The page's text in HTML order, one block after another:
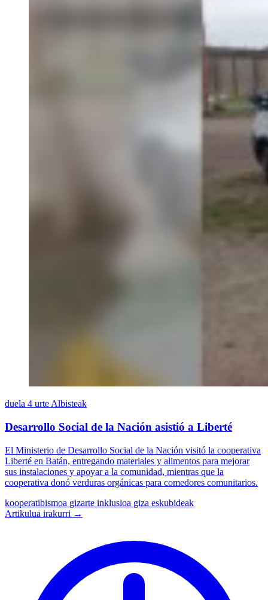
duela 4 urte Albisteak
Desarrollo Social de la Nación asistió a Liberté
El Ministerio de Desarrollo Social de la Nación visitó la cooperativa
Liberté en Batán, entregando materiales y alimentos para mejorar
sus instalaciones y apoyar a la comunidad, mientras que la
cooperativa donó verduras orgánicas para comedores comunitarios.
kooperatibismoa gizarte inklusioa giza eskubideak
Artikulua irakurri →